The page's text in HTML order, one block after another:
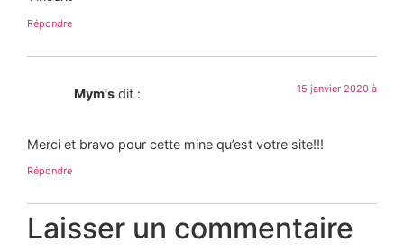
Répondre
Mym's dit : 15 janvier 2020 à
Merci et bravo pour cette mine qu’est votre site!!!
Répondre
Laisser un commentaire